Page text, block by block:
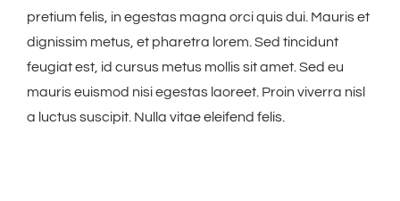
pretium felis, in egestas magna orci quis dui. Mauris et
dignissim metus, et pharetra lorem. Sed tincidunt
feugiat est, id cursus metus mollis sit amet. Sed eu
mauris euismod nisi egestas laoreet. Proin viverra nisl
a luctus suscipit. Nulla vitae eleifend felis.